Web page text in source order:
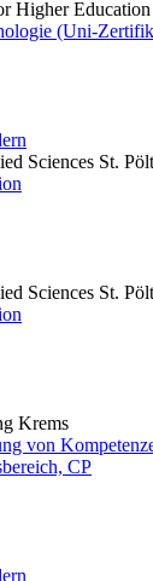
Higher
(Uni-
Sciences St.
Sciences St.
Krems
von
CP